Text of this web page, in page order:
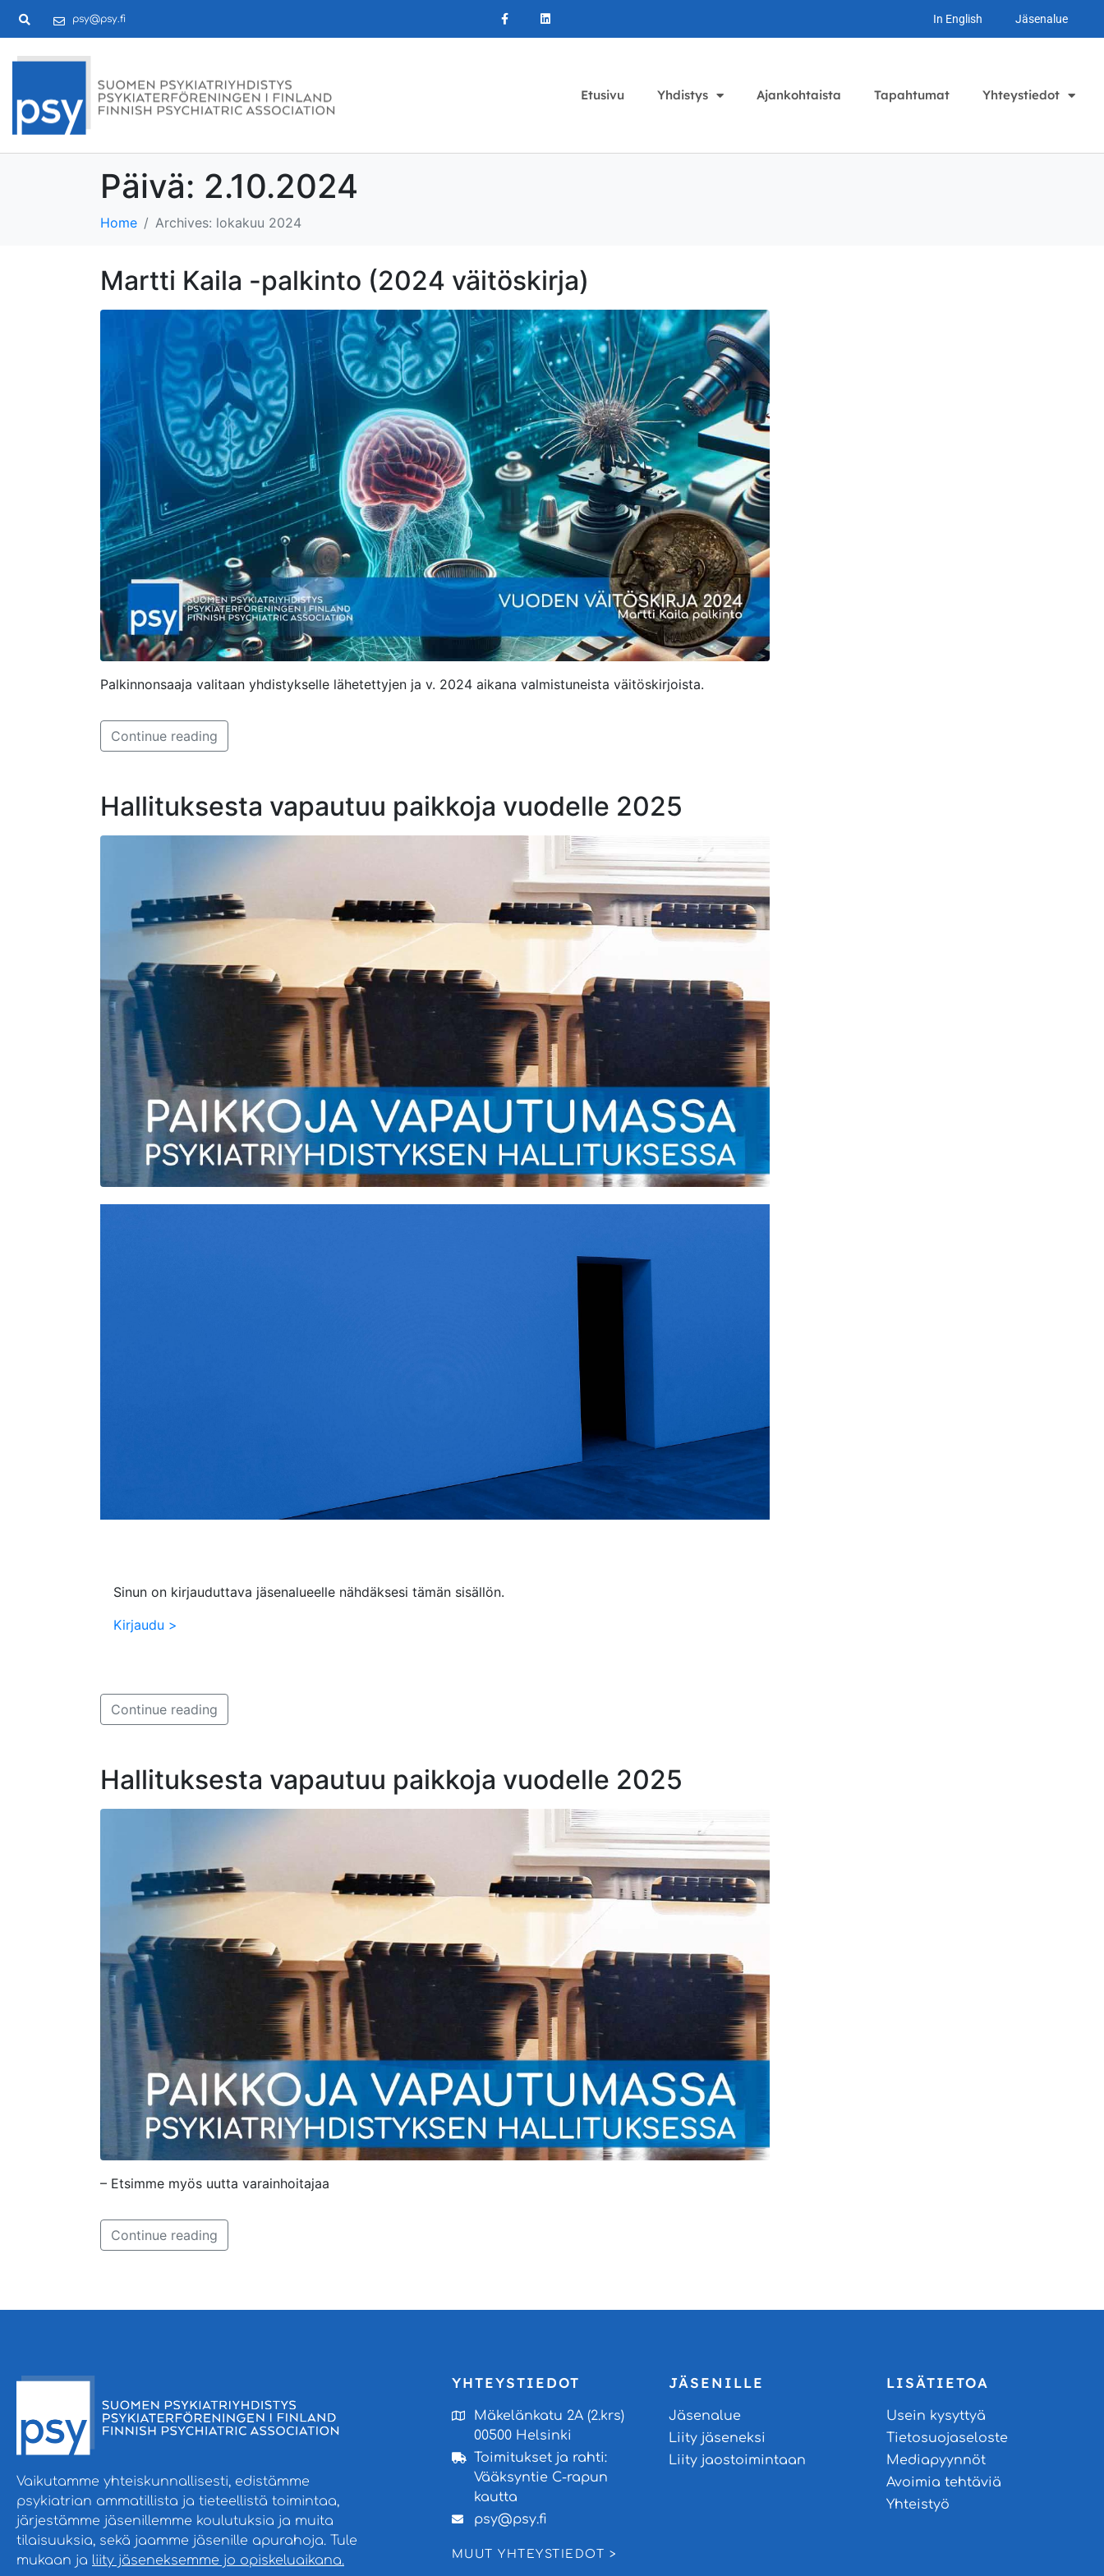
psy@psy.fi In English Jäsenalue
Etusivu Yhdistys Ajankohtaista Tapahtumat Yhteystiedot
Päivä: 2.10.2024
Home Archives: lokakuu 2024
Martti Kaila -palkinto (2024 väitöskirja)
Palkinnonsaaja valitaan yhdistykselle lähetettyjen ja v. 2024 aikana valmistuneista väitöskirjoista.
Continue reading
Hallituksesta vapautuu paikkoja vuodelle 2025
Sinun on kirjauduttava jäsenalueelle nähdäksesi tämän sisällön.
Kirjaudu >
Continue reading
Hallituksesta vapautuu paikkoja vuodelle 2025
– Etsimme myös uutta varainhoitajaa
Continue reading
Vaikutamme yhteiskunnallisesti, edistämme
psykiatrian ammatillista ja tieteellistä toimintaa,
järjestämme jäsenillemme koulutuksia ja muita
tilaisuuksia, sekä jaamme jäsenille apurahoja. Tule
mukaan ja liity jäseneksemme jo opiskeluaikana.
YHTEYSTIEDOT
Mäkelänkatu 2A (2.krs)
00500 Helsinki
Toimitukset ja rahti:
Vääksyntie C-rapun
kautta
psy@psy.fi
MUUT YHTEYSTIEDOT >
JÄSENILLE
Jäsenalue
Liity jäseneksi
Liity jaostoimintaan
LISÄTIETOA
Usein kysyttyä
Tietosuojaseloste
Mediapyynnöt
Avoimia tehtäviä
Yhteistyö